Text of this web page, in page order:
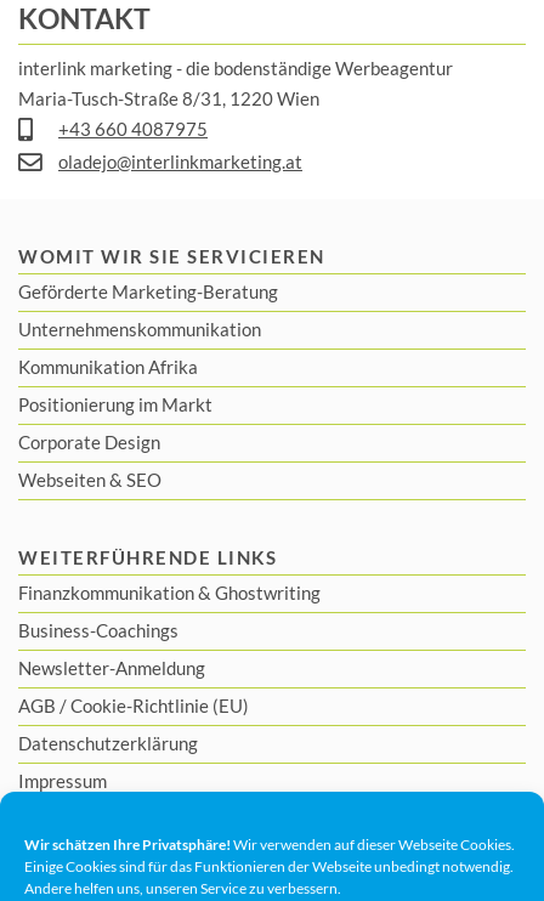
Wir schätzen Ihre Privatsphäre! Wir verwenden auf dieser Webseite Cookies.
Einige Cookies sind für das Funktionieren der Webseite unbedingt notwendig.
Andere helfen uns, unseren Service zu verbessern.
KONTAKT
interlink marketing - die bodenständige Werbeagentur
Maria-Tusch-Straße 8/31, 1220 Wien
+43 660 4087975
oladejo@interlinkmarketing.at
WOMIT WIR SIE SERVICIEREN
Geförderte Marketing-Beratung
Unternehmenskommunikation
Kommunikation Afrika
Positionierung im Markt
Corporate Design
Webseiten & SEO
WEITERFÜHRENDE LINKS
Finanzkommunikation& Ghostwriting
Business-Coachings
Newsletter-Anmeldung
AGB /Cookie-Richtlinie (EU)
Datenschutzerklärung
Impressum